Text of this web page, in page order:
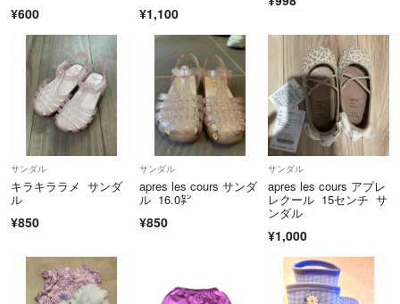
梱包には細心の注意をはらってますが、
お店の様な梱包を求める方、神経質な方はご遠慮ください。
購入後のキャンセルは受け付けてません。
ご自身で受け取り後再販売などしてください。
子供のものは子供が着てくれなかったなどが多いため
新品も多いですがお店ではないので自宅保管ですので何卒ご了承くださ
い。
自宅保管になりますので新品中古問わず見落としがある場合もありま
す。
モニター環境による色味ご理解ください。
不明な場合はご質問をお願い致します。
¥600 ¥1,100
サンダル
キラキララメ サンダ
ル
¥850
サンダル
apres les cours サンダ
ル 16.0㌢
¥850
サンダル
apres les cours アプレ
レクール 15センチ サ
ンダル
¥1,000